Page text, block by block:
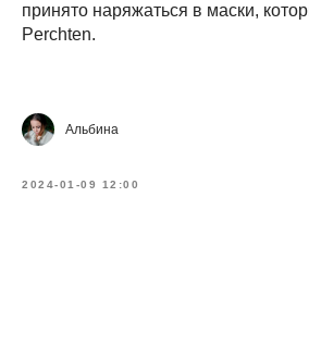
принято наряжаться в маски,
Perchten.
Альбина
2024-01-09 12:00